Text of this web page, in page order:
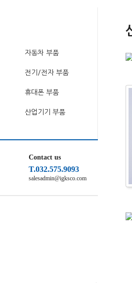
자동차 부품
전기/전자 부품
휴대폰 부품
산업기기 부품
Contact us
T.032.575.9093
salesadmin@igksco.com